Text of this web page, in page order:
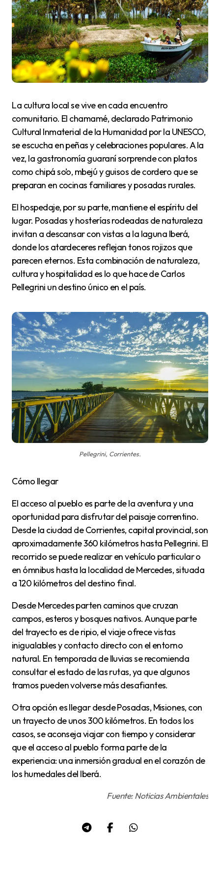
La cultura local se vive en cada encuentro
comunitario. El chamamé, declarado Patrimonio
Cultural Inmaterial de la Humanidad por la UNESCO,
se escucha en peñas y celebraciones populares. A la
vez, la gastronomía guaraní sorprende con platos
como chipá so’o, mbejú y guisos de cordero que se
preparan en cocinas familiares y posadas rurales.
El hospedaje, por su parte, mantiene el espíritu del
lugar. Posadas y hosterías rodeadas de naturaleza
invitan a descansar con vistas a la laguna Iberá,
donde los atardeceres reflejan tonos rojizos que
parecen eternos. Esta combinación de naturaleza,
cultura y hospitalidad es lo que hace de Carlos
Pellegrini un destino único en el país.
Pellegrini, Corrientes.
Cómo llegar
El acceso al pueblo es parte de la aventura y una
oportunidad para disfrutar del paisaje correntino.
Desde la ciudad de Corrientes, capital provincial, son
aproximadamente 360 kilómetros hasta Pellegrini. El
recorrido se puede realizar en vehículo particular o
en ómnibus hasta la localidad de Mercedes, situada
a 120 kilómetros del destino final.
Desde Mercedes parten caminos que cruzan
campos, esteros y bosques nativos. Aunque parte
del trayecto es de ripio, el viaje ofrece vistas
inigualables y contacto directo con el entorno
natural. En temporada de lluvias se recomienda
consultar el estado de las rutas, ya que algunos
tramos pueden volverse más desafiantes.
Otra opción es llegar desde Posadas, Misiones, con
un trayecto de unos 300 kilómetros. En todos los
casos, se aconseja viajar con tiempo y considerar
que el acceso al pueblo forma parte de la
experiencia: una inmersión gradual en el corazón de
los humedales del Iberá.
Fuente: Noticias Ambientales